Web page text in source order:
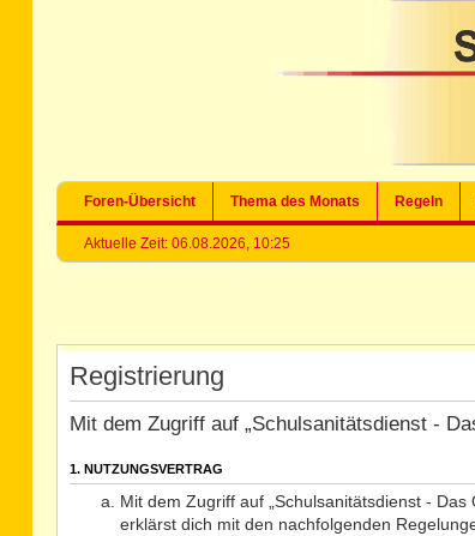
Foren-Übersicht Thema des Monats Regeln
Aktuelle Zeit: 06.08.2026, 10:25
Registrierung
Mit dem Zugriff auf „Schulsanitätsdienst -
1. NUTZUNGSVERTRAG
Mit dem Zugriff auf „Schulsanitätsdienst -
erklärst dich mit den nachfolgenden